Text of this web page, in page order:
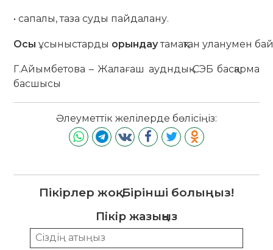
• сапалы, таза суды пайдалану.
Осыұсыныстарды орындаутамақтан уланумен
Г.Айымбетова – Жалағаш аудндық СЭБ басқарма
басшысы
Әлеуметтік желілерде бөлісіңіз:
Пікірлер жоқ. Бірінші болыңыз!
Пікір жазыңыз